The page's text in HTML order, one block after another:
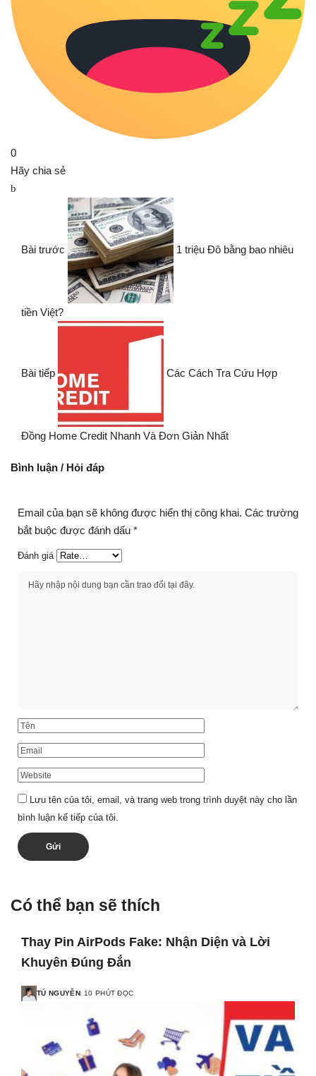
0
Hãy chia sẻ
Bài trước 1 triệu Đô bằng bao nhiêu
tiền Việt?
Bài tiếp Các Cách Tra Cứu Hợp
Đồng Home Credit Nhanh Và Đơn Giản Nhất
Bình luận / Hỏi đáp
Email của bạn sẽ không được hiển thị công khai. Các trường
bắt buộc được đánh dấu *
Đánh giá
Lưu tên của tôi, email, và trang web trong trình duyệt này cho lần
bình luận kế tiếp của tôi.
Có thể bạn sẽ thích
Thay Pin AirPods Fake: Nhận Diện và Lời
Khuyên Đúng Đắn
TÚ NGUYỄN 10 PHÚT ĐỌC